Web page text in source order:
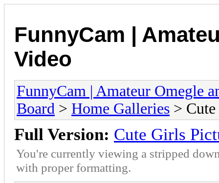
FunnyCam |
Video
FunnyCam | Amateur Omegle
Board > Home Galleries >
Full Version: Cute Girls
You're currently viewing a stripped
with proper formatting.